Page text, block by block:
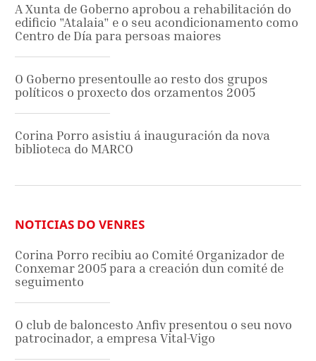
A Xunta de Goberno aprobou a rehabilitación do
edificio "Atalaia" e o seu acondicionamento como
Centro de Día para persoas maiores
O Goberno presentoulle ao resto dos grupos
políticos o proxecto dos orzamentos 2005
Corina Porro asistiu á inauguración da nova
biblioteca do MARCO
NOTICIAS DO VENRES
Corina Porro recibiu ao Comité Organizador de
Conxemar 2005 para a creación dun comité de
seguimento
O club de baloncesto Anfiv presentou o seu novo
patrocinador, a empresa Vital-Vigo